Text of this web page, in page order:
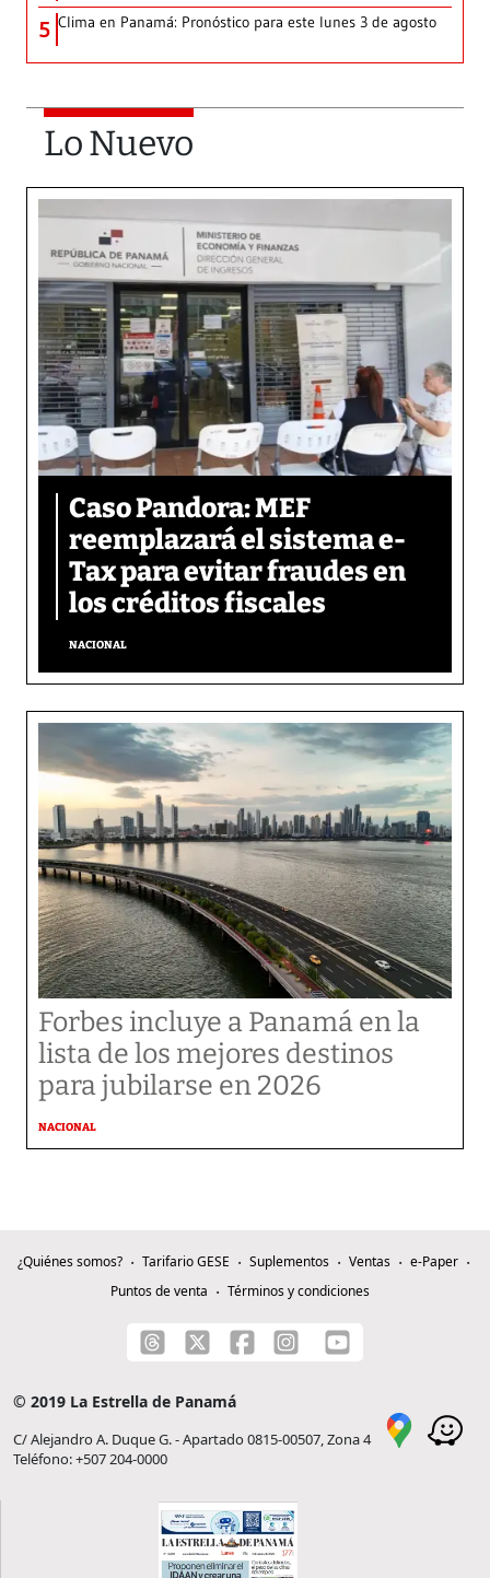
5 Clima en Panamá: Pronóstico para este lunes 3 de agosto
Lo Nuevo
Caso Pandora: MEF
reemplazará el sistema e-
Tax para evitar fraudes en
los créditos fiscales
NACIONAL
Forbes incluye a Panamá en la
lista de los mejores destinos
para jubilarse en 2026
NACIONAL
¿Quiénes somos? Tarifario GESE Suplementos Ventas
e-Paper
Puntos de venta
Términos y condiciones
© 2019 La Estrella de Panamá
C/ Alejandro A. Duque G. - Apartado 0815-00507, Zona 4
Teléfono: +507 204-0000